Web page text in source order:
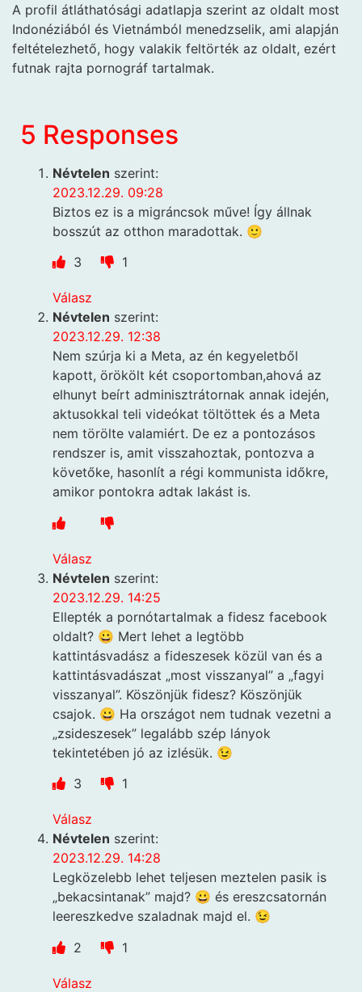
A profil átláthatósági adatlapja szerint az oldalt most
Indonéziából és Vietnámból menedzselik, ami alapján
feltételezhető, hogy valakik feltörték az oldalt, ezért
futnak rajta pornográf tartalmak.
5 Responses
Névtelen szerint:
2023.12.29. 09:28
Biztos ez is a migráncsok műve! Így állnak
bosszút az otthon maradottak. 🙂
3
1
Válasz
Névtelen szerint:
2023.12.29. 12:38
Nem szúrja ki a Meta, az én kegyeletből
kapott, örökölt két csoportomban,ahová az
elhunyt beírt adminisztrátornak annak idején,
aktusokkal teli videókat töltöttek és a Meta
nem törölte valamiért. De ez a pontozásos
rendszer is, amit visszahoztak, pontozva a
követőke, hasonlít a régi kommunista időkre,
amikor pontokra adtak lakást is.
Válasz
Névtelen szerint:
2023.12.29. 14:25
Ellepték a pornótartalmak a fidesz facebook
oldalt? 😀 Mert lehet a legtöbb
kattintásvadász a fideszesek közül van és a
kattintásvadászat „most visszanyal” a „fagyi
visszanyal”. Köszönjük fidesz? Köszönjük
csajok. 😀 Ha országot nem tudnak vezetni a
„zsideszesek” legalább szép lányok
tekintetében jó az izlésük. 😉
3
1
Válasz
Névtelen szerint:
2023.12.29. 14:28
Legközelebb lehet teljesen meztelen pasik is
„bekacsintanak” majd? 😀 és ereszcsatornán
leereszkedve szaladnak majd el. 😉
2
1
Válasz